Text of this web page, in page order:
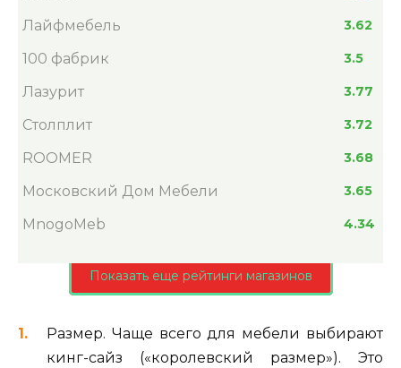
Лайфмебель 3.62
100 фабрик 3.5
Лазурит 3.77
Столплит 3.72
ROOMER 3.68
Московский Дом Мебели 3.65
MnogoMeb 4.34
Показать еще рейтинги магазинов
Размер. Чаще всего для мебели выбирают
кинг-сайз («королевский размер»). Это